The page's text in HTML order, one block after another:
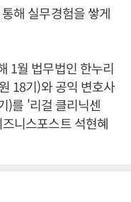
해 실무경험을 쌓게
1월 법무법인 한누리
18기)와 공익 변호사
)를 '리걸 클리닉센
니스포스트 석현혜